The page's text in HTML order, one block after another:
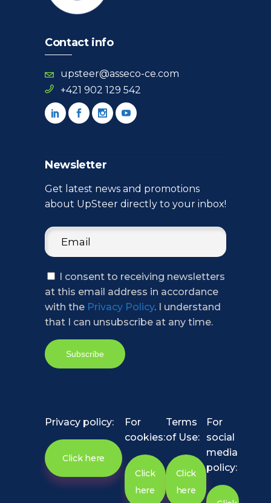
Contact info
upsteer@asseco-ce.com
+421 902 129 542
Newsletter
Get latest news and promotions
about UpSteer directly to your inbox!
I consent to receiving newsletters
at this email address in accordance
with the Privacy Policy. I understand
that I can unsubscribe at any time.
Privacy policy:
Click here
For
cookies:
Click
here
Terms
of Use:
Click
here
For
social
media
policy: